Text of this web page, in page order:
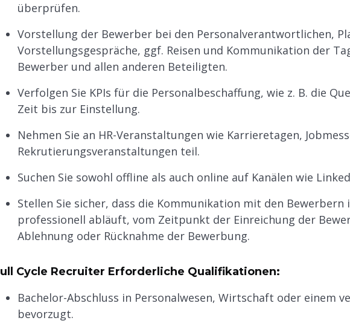
überprüfen.
Vorstellung der Bewerber bei den Personalverantwortlichen,
Vorstellungsgespräche, ggf. Reisen und Kommunikation der
Bewerber und allen anderen Beteiligten.
Verfolgen Sie KPIs für die Personalbeschaffung, wie z. B. die
Zeit bis zur Einstellung.
Nehmen Sie an HR-Veranstaltungen wie Karrieretagen,
Rekrutierungsveranstaltungen teil.
Suchen Sie sowohl offline als auch online auf Kanälen wie
Stellen Sie sicher, dass die Kommunikation mit den Bewerbern
professionell abläuft, vom Zeitpunkt der Einreichung der
Ablehnung oder Rücknahme der Bewerbung.
Cycle Recruiter Erforderliche Qualifikationen:
Bachelor-Abschluss in Personalwesen, Wirtschaft oder einem
bevorzugt.